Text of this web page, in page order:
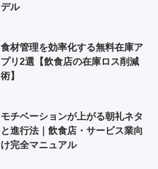
デル
食材管理を効率化する無料在庫ア
プリ2選【飲食店の在庫ロス削減
術】
モチベーションが上がる朝礼ネタ
と進行法｜飲食店・サービス業向
け完全マニュアル